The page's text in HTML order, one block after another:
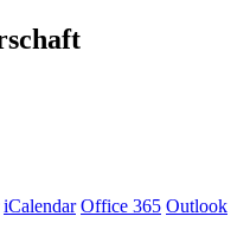
iCalendar Office 365 Outlook